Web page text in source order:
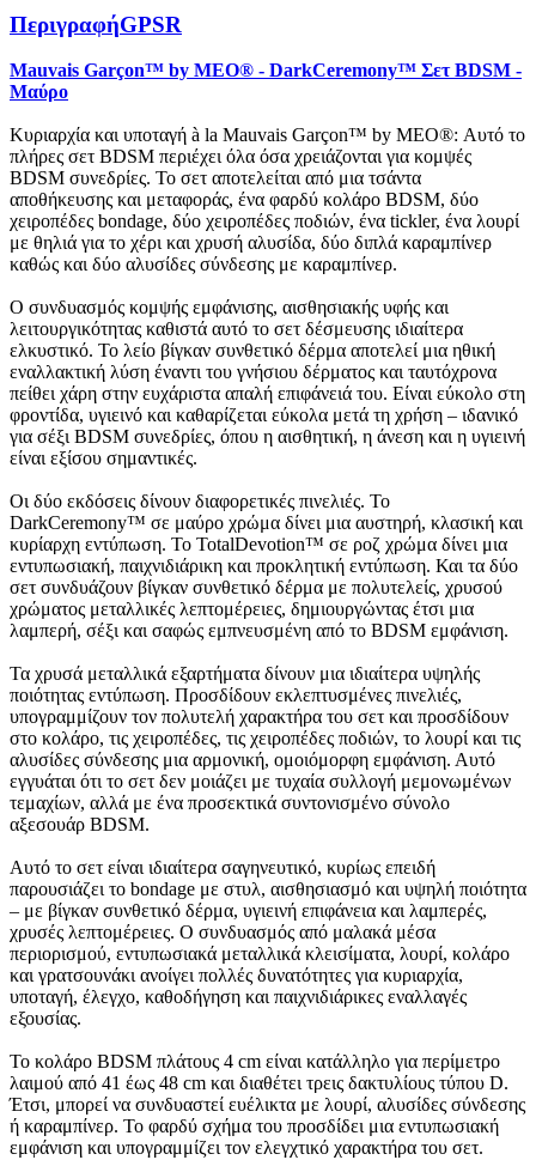
ΠεριγραφήGPSR
Mauvais Garçon™ by MEO® - DarkCeremony™ Σετ BDSM -
Μαύρο
Κυριαρχία και υποταγή à la Mauvais Garçon™ by MEO®: Αυτό το
πλήρες σετ BDSM περιέχει όλα όσα χρειάζονται για κομψές
BDSM συνεδρίες. Το σετ αποτελείται από μια τσάντα
αποθήκευσης και μεταφοράς, ένα φαρδύ κολάρο BDSM, δύο
χειροπέδες bondage, δύο χειροπέδες ποδιών, ένα tickler, ένα λουρί
με θηλιά για το χέρι και χρυσή αλυσίδα, δύο διπλά καραμπίνερ
καθώς και δύο αλυσίδες σύνδεσης με καραμπίνερ.
Ο συνδυασμός κομψής εμφάνισης, αισθησιακής υφής και
λειτουργικότητας καθιστά αυτό το σετ δέσμευσης ιδιαίτερα
ελκυστικό. Το λείο βίγκαν συνθετικό δέρμα αποτελεί μια ηθική
εναλλακτική λύση έναντι του γνήσιου δέρματος και ταυτόχρονα
πείθει χάρη στην ευχάριστα απαλή επιφάνειά του. Είναι εύκολο στη
φροντίδα, υγιεινό και καθαρίζεται εύκολα μετά τη χρήση – ιδανικό
για σέξι BDSM συνεδρίες, όπου η αισθητική, η άνεση και η υγιεινή
είναι εξίσου σημαντικές.
Οι δύο εκδόσεις δίνουν διαφορετικές πινελιές. Το
DarkCeremony™ σε μαύρο χρώμα δίνει μια αυστηρή, κλασική και
κυρίαρχη εντύπωση. Το TotalDevotion™ σε ροζ χρώμα δίνει μια
εντυπωσιακή, παιχνιδιάρικη και προκλητική εντύπωση. Και τα δύο
σετ συνδυάζουν βίγκαν συνθετικό δέρμα με πολυτελείς, χρυσού
χρώματος μεταλλικές λεπτομέρειες, δημιουργώντας έτσι μια
λαμπερή, σέξι και σαφώς εμπνευσμένη από το BDSM εμφάνιση.
Τα χρυσά μεταλλικά εξαρτήματα δίνουν μια ιδιαίτερα υψηλής
ποιότητας εντύπωση. Προσδίδουν εκλεπτυσμένες πινελιές,
υπογραμμίζουν τον πολυτελή χαρακτήρα του σετ και προσδίδουν
στο κολάρο, τις χειροπέδες, τις χειροπέδες ποδιών, το λουρί και τις
αλυσίδες σύνδεσης μια αρμονική, ομοιόμορφη εμφάνιση. Αυτό
εγγυάται ότι το σετ δεν μοιάζει με τυχαία συλλογή μεμονωμένων
τεμαχίων, αλλά με ένα προσεκτικά συντονισμένο σύνολο
αξεσουάρ BDSM.
Αυτό το σετ είναι ιδιαίτερα σαγηνευτικό, κυρίως επειδή
παρουσιάζει το bondage με στυλ, αισθησιασμό και υψηλή ποιότητα
– με βίγκαν συνθετικό δέρμα, υγιεινή επιφάνεια και λαμπερές,
χρυσές λεπτομέρειες. Ο συνδυασμός από μαλακά μέσα
περιορισμού, εντυπωσιακά μεταλλικά κλεισίματα, λουρί, κολάρο
και γρατσουνάκι ανοίγει πολλές δυνατότητες για κυριαρχία,
υποταγή, έλεγχο, καθοδήγηση και παιχνιδιάρικες εναλλαγές
εξουσίας.
Το κολάρο BDSM πλάτους 4 cm είναι κατάλληλο για περίμετρο
λαιμού από 41 έως 48 cm και διαθέτει τρεις δακτυλίους τύπου D.
Έτσι, μπορεί να συνδυαστεί ευέλικτα με λουρί, αλυσίδες σύνδεσης
ή καραμπίνερ. Το φαρδύ σχήμα του προσδίδει μια εντυπωσιακή
εμφάνιση και υπογραμμίζει τον ελεγχτικό χαρακτήρα του σετ.